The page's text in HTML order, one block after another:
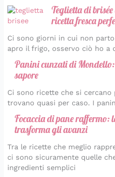
Teglietta di
ricetta fresca
Ci sono giorni in cui non
apro il frigo, osservo ciò ho a
Panini cunzati di
sapore
Ci sono ricette che si
trovano quasi per caso. I
Focaccia di pane raffermo:
trasforma gli avanzi
Tra le ricette che meglio
ci sono sicuramente quelle
ingredienti semplici